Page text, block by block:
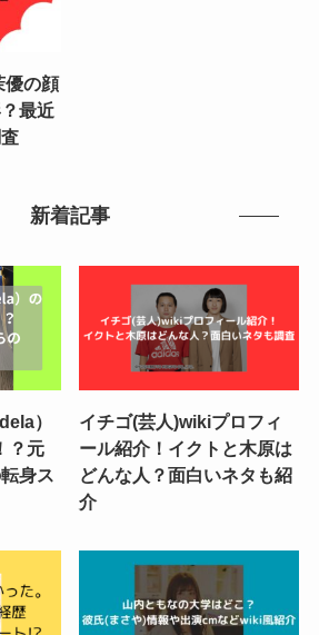
優の顔
最近
新着記事
）
？元
身ス
イチゴ(芸人)wikiプロフィ
ール紹介！イクトと木原は
どんな人？面白いネタも紹
介